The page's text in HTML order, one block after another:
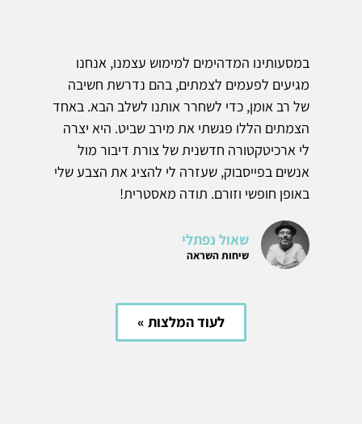
במסעותינו המדהימים למימוש עצמנו, אנחנו
מגיעים לפעמים לצמתים, בהם נדרשת חשיבה
של רב אומן, כדי לשחרר אותנו לשלב הבא. באחד
הצמתים הללו פגשתי את מירב שביט. היא יצרה
לי ארכיטקטורה חדשנית של צורת דיבור מול
אנשים בפייסבוק, שעזרה לי להציג את הצבע שלי
באופן חופשי וזורם. תודה מאסטרית!
שאול נפתלי
שיחות השראה
לעוד המלצות »